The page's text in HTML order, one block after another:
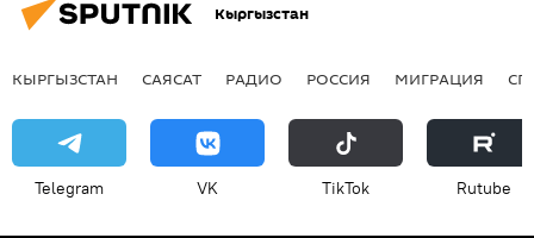
Кыргызстан
КЫРГЫЗСТАН САЯСАТ РАДИО РОССИЯ МИГРАЦИЯ
Telegram VK ТikТоk Rutube